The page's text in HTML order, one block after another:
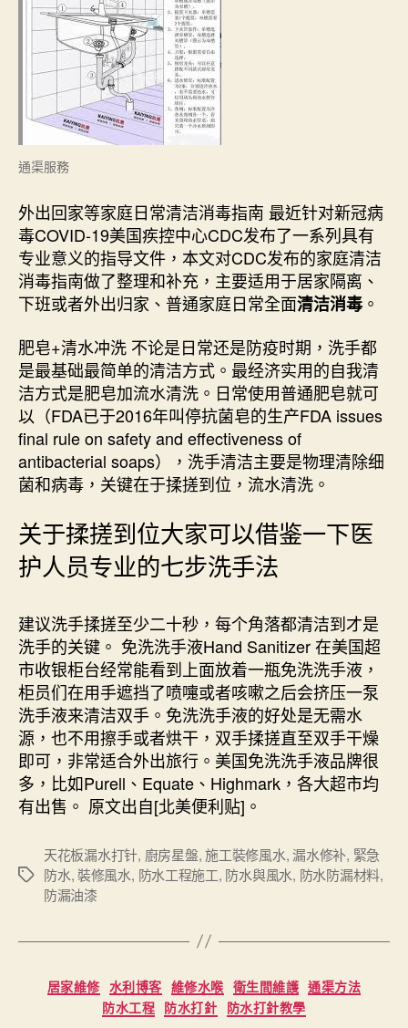
通渠服務
外出回家等家庭日常清洁消毒指南 最近针对新冠病
毒COVID-19美国疾控中心CDC发布了一系列具有
专业意义的指导文件，本文对CDC发布的家庭清洁
消毒指南做了整理和补充，主要适用于居家隔离、
下班或者外出归家、普通家庭日常全面清洁消毒 。
肥皂+清水冲洗 不论是日常还是防疫时期，洗手都
是最基础最简单的清洁方式。最经济实用的自我清
洁方式是肥皂加流水清洗。日常使用普通肥皂就可
以（FDA已于2016年叫停抗菌皂的生产FDA issues
final rule on safety and effectiveness of
antibacterial soaps），洗手清洁主要是物理清除细
菌和病毒，关键在于揉搓到位，流水清洗。
关于揉搓到位大家可以借鉴一下医
护人员专业的七步洗手法
建议洗手揉搓至少二十秒，每个角落都清洁到才是
洗手的关键。 免洗洗手液Hand Sanitizer 在美国超
市收银柜台经常能看到上面放着一瓶免洗洗手液，
柜员们在用手遮挡了喷嚏或者咳嗽之后会挤压一泵
洗手液来清洁双手。免洗洗手液的好处是无需水
源，也不用擦手或者烘干，双手揉搓直至双手干燥
即可，非常适合外出旅行。美国免洗洗手液品牌很
多，比如Purell、Equate、Highmark，各大超市均
有出售。 原文出自[北美便利贴]。
Tags
天花板漏水打针, 廚房星盤,施工裝修風水, 漏水修补, 緊急
防水,裝修風水, 防水工程施工, 防水與風水, 防水防漏材料,
防漏油漆
Categories
居家維修 水利博客 維修水喉 衛生間維護 通渠方法
防水工程 防水打針 防水打針教學